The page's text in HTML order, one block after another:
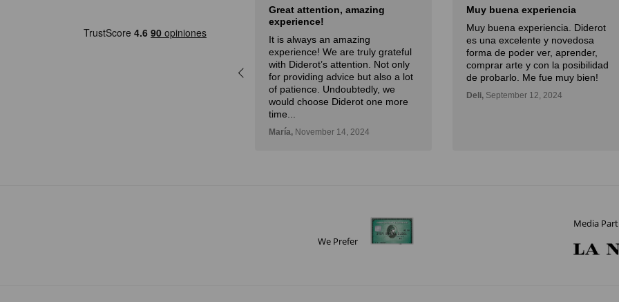
It is always an amazing
Muy buena experiencia
Muy buena experiencia. Diderot
es una excelente y novedosa
forma de poder ver, aprender,
comprar arte y con la posibilidad
de probarlo. Me fue muy bien!
Deli,September 12, 2024
El mejor sitio de arte de Latam
El mejor sitio de arte de Latam,
especialmente por la curación
experta y la atención.
Julian,November 01, 2024
We Prefer
Media